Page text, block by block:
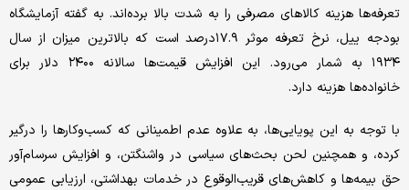
تعرفه‌ها هزینه کالاهای مصرفی را به شدت بالا برده‌اند. به گفته آزمایشگاه
بودجه ییل، نرخ تعرفه موثر ۱۷.۹درصد است که بالاترین میزان از سال
۱۹۳۴ به شمار می‌رود. این افزایش قیمت‌ها سالانه ۲۴۰۰ دلار برای
خانواده‌ها هزینه دارد.
با توجه به این پویایی‌ها، به علاوه عدم اطمینانی که کسب‌وکارها را درگیر
کرده، و همچنین لحن بحث‌های سیاسی در واشنگتن، و افزایش سرسام‌آور
حق بیمه‌ها و کاهش‌های قریب‌الوقوع در خدمات بهداشتی، ارزیابی عمومی